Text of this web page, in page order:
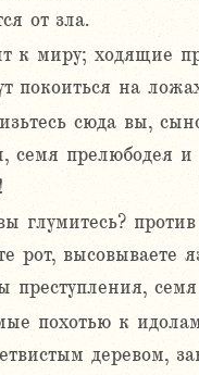
от зла.
к миру; ходящие
покоиться на
сюда вы,
семя прелюбодея и
глумитесь? против
рот, высовываете
преступления,
похотью к
деревом,